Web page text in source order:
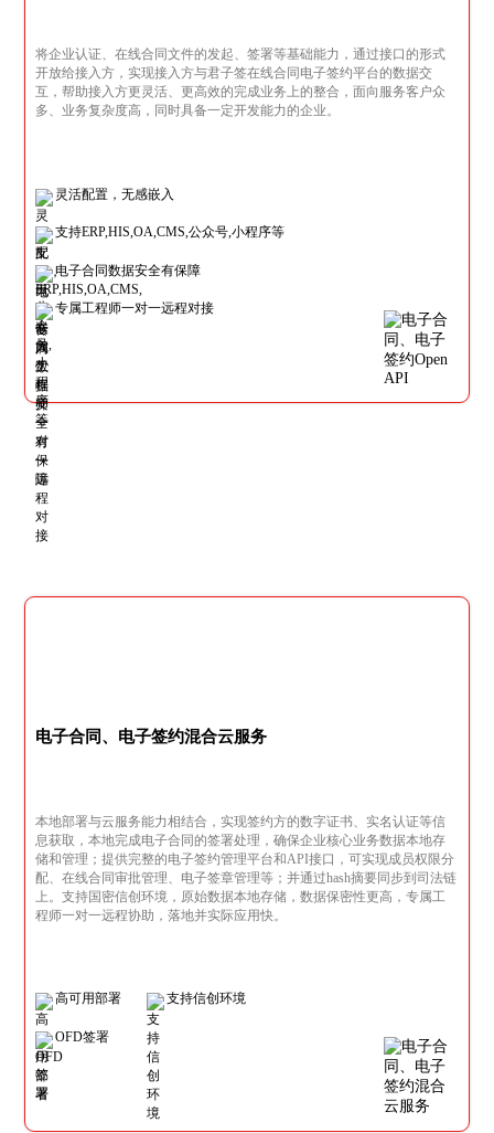
将企业认证、在线合同文件的发起、签署等基础能力，通过接口的形式
开放给接入方，实现接入方与君子签在线合同电子签约平台的数据交
互，帮助接入方更灵活、更高效的完成业务上的整合，面向服务客户众
多、业务复杂度高，同时具备一定开发能力的企业。
灵活配置，无感嵌入
支持ERP,HIS,OA,CMS,公众号,小程序等
电子合同数据安全有保障
专属工程师一对一远程对接
电子合同、电子签约混合云服务
本地部署与云服务能力相结合，实现签约方的数字证书、实名认证等信
息获取，本地完成电子合同的签署处理，确保企业核心业务数据本地存
储和管理；提供完整的电子签约管理平台和API接口，可实现成员权限分
配、在线合同审批管理、电子签章管理等；并通过hash摘要同步到司法链
上。支持国密信创环境，原始数据本地存储，数据保密性更高，专属工
程师一对一远程协助，落地并实际应用快。
高可用部署 支持信创环境
OFD签署